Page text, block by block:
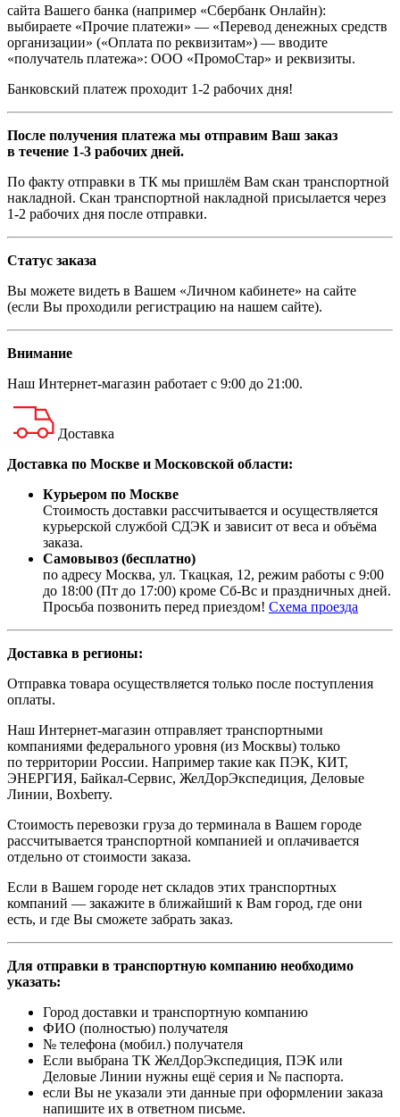
сайта Вашего банка (например «Сбербанк Онлайн):
выбираете «Прочие платежи» — «Перевод денежных средств
организации» («Оплата по реквизитам») — вводите
«получатель платежа»: ООО «ПромоСтар» и реквизиты.
Банковский платеж проходит 1-2 рабочих дня!
После получения платежа мы отправим Ваш заказ
в течение 1-3 рабочих дней.
По факту отправки в ТК мы пришлём Вам скан транспортной
накладной. Скан транспортной накладной присылается через
1-2 рабочих дня после отправки.
Статус заказа
Вы можете видеть в Вашем «Личном кабинете» на сайте
(если Вы проходили регистрацию на нашем сайте).
Внимание
Наш Интернет-магазин работает с 9:00 до 21:00.
Доставка
Доставка по Москве и Московской области:
Курьером по Москве
Стоимость доставки рассчитывается и осуществляется
курьерской службой СДЭК и зависит от веса и объёма
заказа.
Самовывоз (бесплатно)
по адресу Москва, ул. Ткацкая, 12, режим работы с 9:00
до 18:00 (Пт до 17:00) кроме Сб-Вс и праздничных дней.
Просьба позвонить перед приездом! Схема проезда
Доставка в регионы:
Отправка товара осуществляется только после поступления
оплаты.
Наш Интернет-магазин отправляет транспортными
компаниями федерального уровня (из Москвы) только
по территории России. Например такие как ПЭК, КИТ,
ЭНЕРГИЯ, Байкал-Сервис, ЖелДорЭкспедиция, Деловые
Линии, Boxberry.
Стоимость перевозки груза до терминала в Вашем городе
рассчитывается транспортной компанией и оплачивается
отдельно от стоимости заказа.
Если в Вашем городе нет складов этих транспортных
компаний — закажите в ближайший к Вам город, где они
есть, и где Вы сможете забрать заказ.
Для отправки в транспортную компанию необходимо
указать:
Город доставки и транспортную компанию
ФИО (полностью) получателя
№ телефона (мобил.) получателя
Если выбрана ТК ЖелДорЭкспедиция, ПЭК или
Деловые Линии нужны ещё серия и № паспорта.
если Вы не указали эти данные при оформлении заказа
напишите их в ответном письме.